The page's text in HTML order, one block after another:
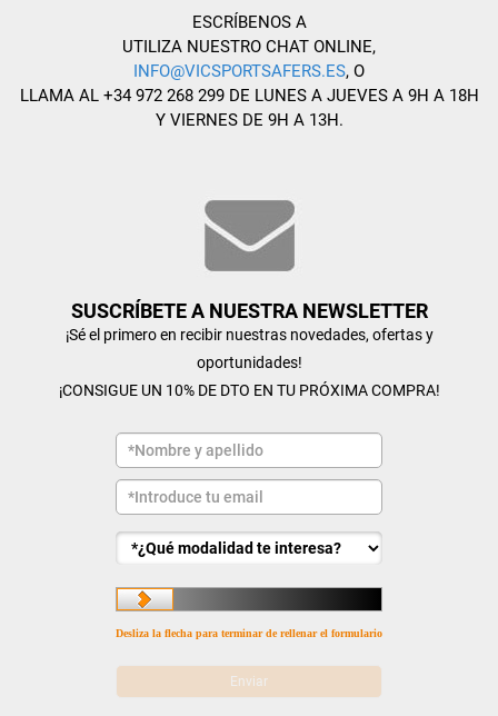
ESCRÍBENOS A
UTILIZA NUESTRO CHAT ONLINE,
INFO@VICSPORTSAFERS.ES, O
LLAMA AL +34 972 268 299 DE LUNES A JUEVES A 9H A 18H
Y VIERNES DE 9H A 13H.
SUSCRÍBETE A NUESTRA NEWSLETTER
¡Sé el primero en recibir nuestras novedades, ofertas y
oportunidades!
¡CONSIGUE UN 10% DE DTO EN TU PRÓXIMA COMPRA!
Desliza la flecha para terminar de rellenar el formulario